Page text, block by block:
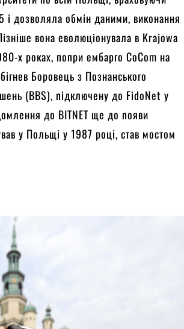
і дозволяла обмін даними, виконання
вона еволюціонувала в Krajowa
х роках, попри ембарго CoCom на
Боровець з Познанського
(BBS), підключену до FidoNet у
до BITNET ще до появи
у Польщі у 1987 році, став мостом